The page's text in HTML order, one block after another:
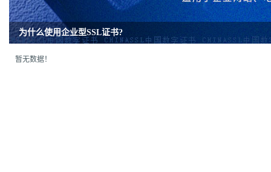
为什么使用企业型SSL证书?
为什么企业型SSL证书? 证书包含企业信息，点击证书信息立辨网站是否属于该
暂无数据！